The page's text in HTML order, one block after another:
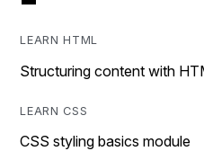
LEARN HTML
Structuring content with
LEARN CSS
CSS styling basics module